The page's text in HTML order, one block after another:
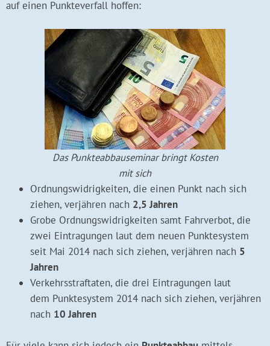
auf einen Punkteverfall hoffen:
Das Punkteabbauseminar bringt Kosten
mit sich
Ordnungswidrigkeiten, die einen Punkt nach sich
ziehen, verjähren nach 2,5 Jahren
Grobe Ordnungswidrigkeiten samt Fahrverbot, die
zwei Eintragungen laut dem neuen Punktesystem
seit Mai 2014 nach sich ziehen, verjähren nach 5
Jahren
Verkehrsstraftaten, die drei Eintragungen laut
dem Punktesystem 2014 nach sich ziehen, verjähren
nach 10 Jahren